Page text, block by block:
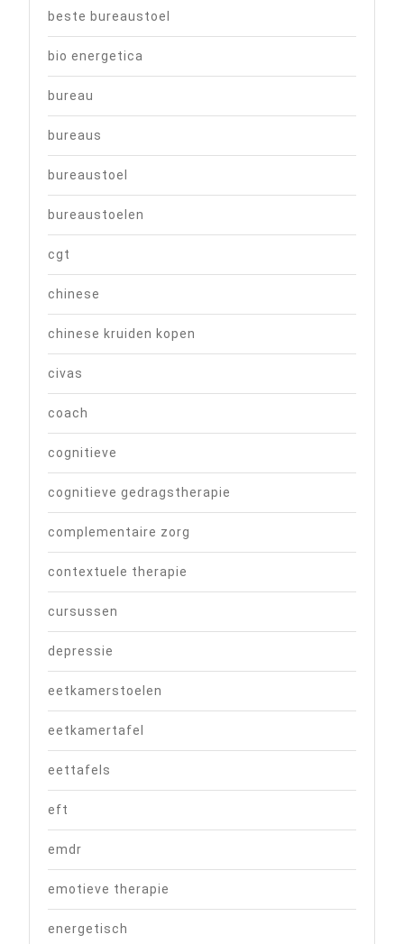
beste bureaustoel
bio energetica
bureau
bureaus
bureaustoel
bureaustoelen
cgt
chinese
chinese kruiden kopen
civas
coach
cognitieve
cognitieve gedragstherapie
complementaire zorg
contextuele therapie
cursussen
depressie
eetkamerstoelen
eetkamertafel
eettafels
eft
emdr
emotieve therapie
energetisch